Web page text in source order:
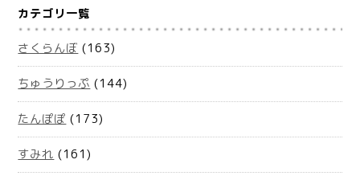
カテゴリ一覧
さくらんぼ (163)
ちゅうりっぷ (144)
たんぽぽ (173)
すみれ (161)